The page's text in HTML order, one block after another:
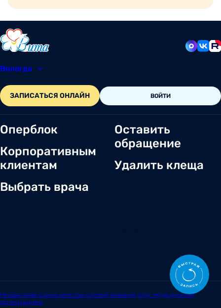
Вологда
ЗАПИСАТЬСЯ ОНЛАЙН ВОЙТИ
Оперблок
Корпоративным
клиентам
Выбрать врача
Оставить
обращение
Удалить клеща
Независимая оценка качества условий оказания услуг медицинскими
организациями